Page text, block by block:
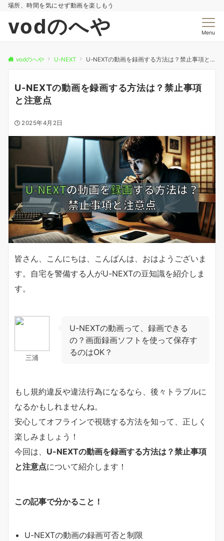
場所、時間を気にせず動画を楽しもう
vodのへや Menu
vodのへや U-NEXT U-NEXTの動画を録画する方法は？禁止事項と注意点
U-NEXTの動画を録画する方法は？禁止事項
と注意点
2025年4月2日
皆さん、こんにちは、こんばんは、おはようございま
す。自宅を警備する人がU-NEXTの豆知識を紹介しま
す。
三浦
U-NEXTの動画って、録画できる
の？画面録画ソフトを使って保存す
るのはOK？
もし規約違反や違法行為になるなら、後々トラブルに
なるかもしれませんね。
安心してオフラインで視聴する方法を知って、正しく
楽しみましょう！
今回は、 U-NEXTの動画を録画する方法は？禁止事項
と注意点について紹介します！
この記事で分かること！
U-NEXTの動画の録画可否と制限